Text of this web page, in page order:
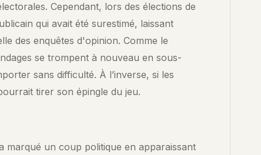
Cependant, lors des élections de
qui avait été surestimé, laissant
des enquêtes d'opinion. Comme le
se trompent à nouveau en sous-
sans difficulté. À l’inverse, si les
tirer son épingle du jeu.
marqué un coup politique en apparaissant